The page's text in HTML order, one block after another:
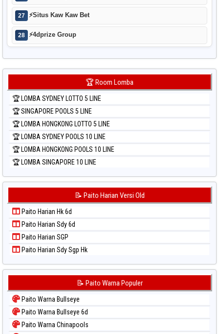
27 ⚡Situs Kaw Kaw Bet
28 ⚡4dprize Group
🏆 Room Lomba
🏆 LOMBA SYDNEY LOTTO 5 LINE
🏆 SINGAPORE POOLS 5 LINE
🏆 LOMBA HONGKONG LOTTO 5 LINE
🏆 LOMBA SYDNEY POOLS 10 LINE
🏆 LOMBA HONGKONG POOLS 10 LINE
🏆 LOMBA SINGAPORE 10 LINE
📝 Paito Harian Versi Old
Paito Harian Hk 6d
Paito Harian Sdy 6d
Paito Harian SGP
Paito Harian Sdy Sgp Hk
📝 Paito Warna Populer
Paito Warna Bullseye
Paito Warna Bullseye 6d
Paito Warna Chinapools